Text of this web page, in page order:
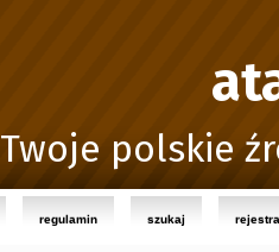
Twoje polskie
regulamin szukaj